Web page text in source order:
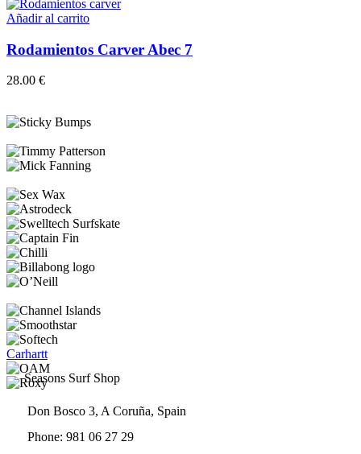
Añadir al carrito
Rodamientos Carver Abec 7
28.00 €
Carhartt
Seasons Surf Shop
Don Bosco 3, A Coruña, Spain
Phone: 981 06 27 29